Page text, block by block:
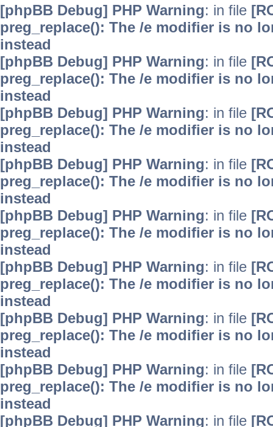
[phpBB Debug] PHP Warning: in file
preg_replace(): The /e modifier is no
instead
[phpBB Debug] PHP Warning: in file
preg_replace(): The /e modifier is no
instead
[phpBB Debug] PHP Warning: in file
preg_replace(): The /e modifier is no
instead
[phpBB Debug] PHP Warning: in file
preg_replace(): The /e modifier is no
instead
[phpBB Debug] PHP Warning: in file
preg_replace(): The /e modifier is no
instead
[phpBB Debug] PHP Warning: in file
preg_replace(): The /e modifier is no
instead
[phpBB Debug] PHP Warning: in file
preg_replace(): The /e modifier is no
instead
[phpBB Debug] PHP Warning: in file
preg_replace(): The /e modifier is no
instead
[phpBB Debug] PHP Warning: in file